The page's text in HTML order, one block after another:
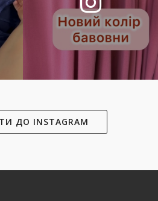
ДО INSTAGRAM